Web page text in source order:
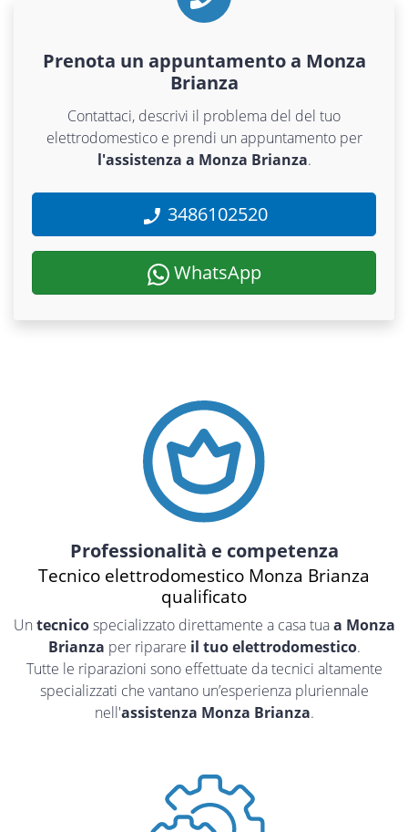
Prenota un appuntamento a Monza
Brianza
Contattaci, descrivi il problema del del tuo
elettrodomestico e prendi un appuntamento per
l'assistenza a Monza Brianza.
3486102520
WhatsApp
Professionalità e competenza
Tecnico elettrodomestico Monza Brianza
qualificato
Un tecnicospecializzato direttamente a casa tuaa Monza
Brianza per riparare il tuo elettrodomestico.
Tutte le riparazioni sono effettuate da tecnici altamente
specializzati che vantano un’esperienza pluriennale
nell'assistenza Monza Brianza.